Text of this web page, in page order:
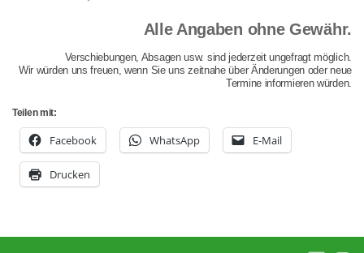
Alle Angaben ohne Gewähr.
Verschiebungen, Absagen usw. sind jederzeit ungefragt möglich.
Wir würden uns freuen, wenn Sie uns zeitnahe über Änderungen oder neue
Termine informieren würden.
Teilen mit:
Facebook WhatsApp E-Mail
Drucken